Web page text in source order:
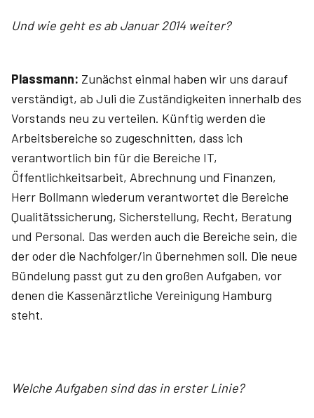
Und wie geht es ab Januar 2014 weiter?
Plassmann: Zunächst einmal haben wir uns darauf
verständigt, ab Juli die Zuständigkeiten innerhalb des
Vorstands neu zu verteilen. Künftig werden die
Arbeitsbereiche so zugeschnitten, dass ich
verantwortlich bin für die Bereiche IT,
Öffentlichkeitsarbeit, Abrechnung und Finanzen,
Herr Bollmann wiederum verantwortet die Bereiche
Qualitätssicherung, Sicherstellung, Recht, Beratung
und Personal. Das werden auch die Bereiche sein, die
der oder die Nachfolger/in übernehmen soll. Die neue
Bündelung passt gut zu den großen Aufgaben, vor
denen die Kassenärztliche Vereinigung Hamburg
steht.
Welche Aufgaben sind das in ers­ter Linie?